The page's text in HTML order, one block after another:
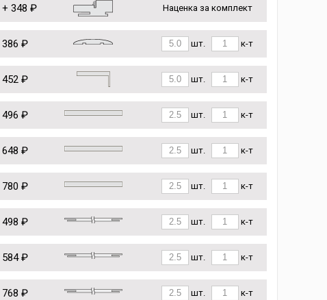
+ 348 ₽ Наценка за комплект
386 ₽ шт. к-т
452 ₽ шт. к-т
496 ₽ шт. к-т
648 ₽ шт. к-т
780 ₽ шт. к-т
498 ₽ шт. к-т
584 ₽ шт. к-т
768 ₽ шт. к-т